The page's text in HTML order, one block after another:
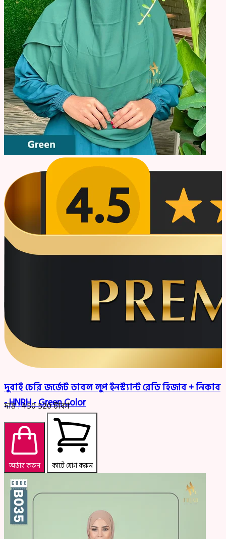
দুবাই চেরি জর্জেট ডাবল লুপ ইনস্ট্যান্ট রেডি হিজাব + নিকাব
- HNRH - Green Color
দাম :450520টাকা
অর্ডার করুন কার্টে যোগ করুন